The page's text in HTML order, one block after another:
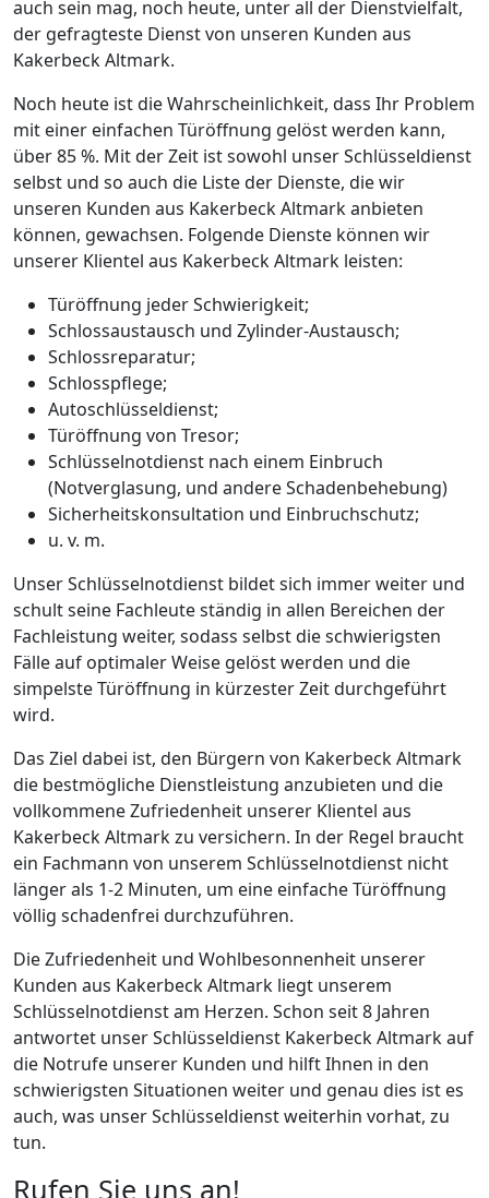
auch sein mag, noch heute, unter all der Dienstvielfalt,
der gefragteste Dienst von unseren Kunden aus
Kakerbeck Altmark.
Noch heute ist die Wahrscheinlichkeit, dass Ihr Problem
mit einer einfachen Türöffnung gelöst werden kann,
über 85 %. Mit der Zeit ist sowohl unser Schlüsseldienst
selbst und so auch die Liste der Dienste, die wir
unseren Kunden aus Kakerbeck Altmark anbieten
können, gewachsen. Folgende Dienste können wir
unserer Klientel aus Kakerbeck Altmark leisten:
Türöffnung jeder Schwierigkeit;
Schlossaustausch und Zylinder-Austausch;
Schlossreparatur;
Schlosspflege;
Autoschlüsseldienst;
Türöffnung von Tresor;
Schlüsselnotdienst nach einem Einbruch
(Notverglasung, und andere Schadenbehebung)
Sicherheitskonsultation und Einbruchschutz;
u. v. m.
Unser Schlüsselnotdienst bildet sich immer weiter und
schult seine Fachleute ständig in allen Bereichen der
Fachleistung weiter, sodass selbst die schwierigsten
Fälle auf optimaler Weise gelöst werden und die
simpelste Türöffnung in kürzester Zeit durchgeführt
wird.
Das Ziel dabei ist, den Bürgern von Kakerbeck Altmark
die bestmögliche Dienstleistung anzubieten und die
vollkommene Zufriedenheit unserer Klientel aus
Kakerbeck Altmark zu versichern. In der Regel braucht
ein Fachmann von unserem Schlüsselnotdienst nicht
länger als 1-2 Minuten, um eine einfache Türöffnung
völlig schadenfrei durchzuführen.
Die Zufriedenheit und Wohlbesonnenheit unserer
Kunden aus Kakerbeck Altmark liegt unserem
Schlüsselnotdienst am Herzen. Schon seit 8 Jahren
antwortet unser Schlüsseldienst Kakerbeck Altmark auf
die Notrufe unserer Kunden und hilft Ihnen in den
schwierigsten Situationen weiter und genau dies ist es
auch, was unser Schlüsseldienst weiterhin vorhat, zu
tun.
Rufen Sie uns an!